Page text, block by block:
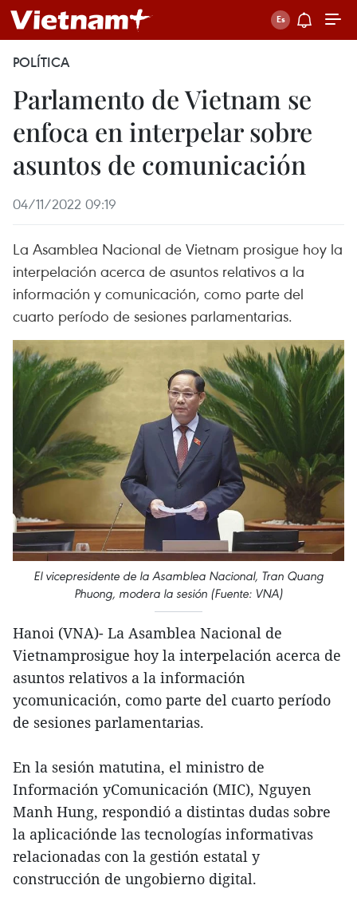
POLÍTICA
Parlamento de Vietnam se
enfoca en interpelar sobre
asuntos de comunicación
04/11/2022 09:19
La Asamblea Nacional de Vietnam prosigue hoy la
interpelación acerca de asuntos relativos a la
información y comunicación, como parte del
cuarto período de sesiones parlamentarias.
El vicepresidente de la Asamblea Nacional, Tran Quang
Phuong, modera la sesión (Fuente: VNA)
Hanoi (VNA)- La Asamblea Nacional de
Vietnamprosigue hoy la interpelación acerca de
asuntos relativos a la información
ycomunicación, como parte del cuarto período
de sesiones parlamentarias.
En la sesión matutina, el ministro de
Información yComunicación (MIC), Nguyen
Manh Hung, respondió a distintas dudas sobre
la aplicaciónde las tecnologías informativas
relacionadas con la gestión estatal y
construcción de ungobierno digital.